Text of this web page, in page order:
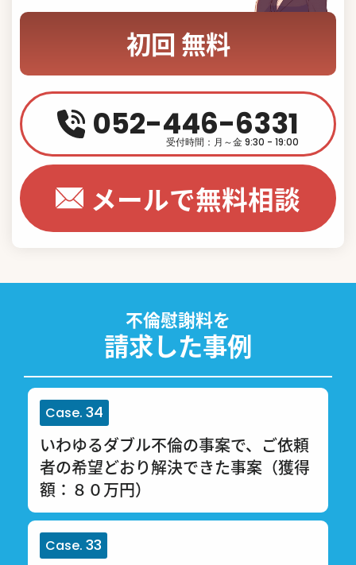
初回 無料
052-446-6331
受付時間：月～金 9:30 - 19:00
メールで無料相談
不倫慰謝料を
請求した事例
Case. 34
いわゆるダブル不倫の事案で、ご依頼
者の希望どおり解決できた事案（獲得
額：８０万円）
Case. 33